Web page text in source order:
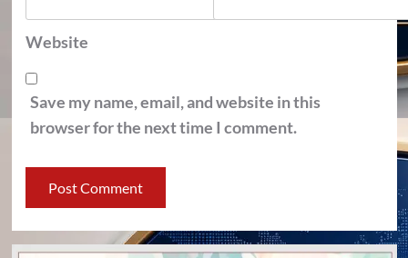
Website
Save my name, email, and website in this
browser for the next time I comment.